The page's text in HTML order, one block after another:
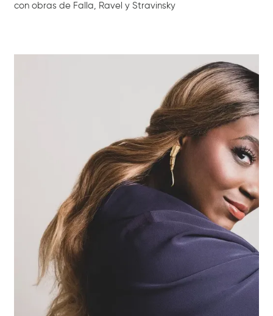
con obras de Falla, Ravel y Stravinsky